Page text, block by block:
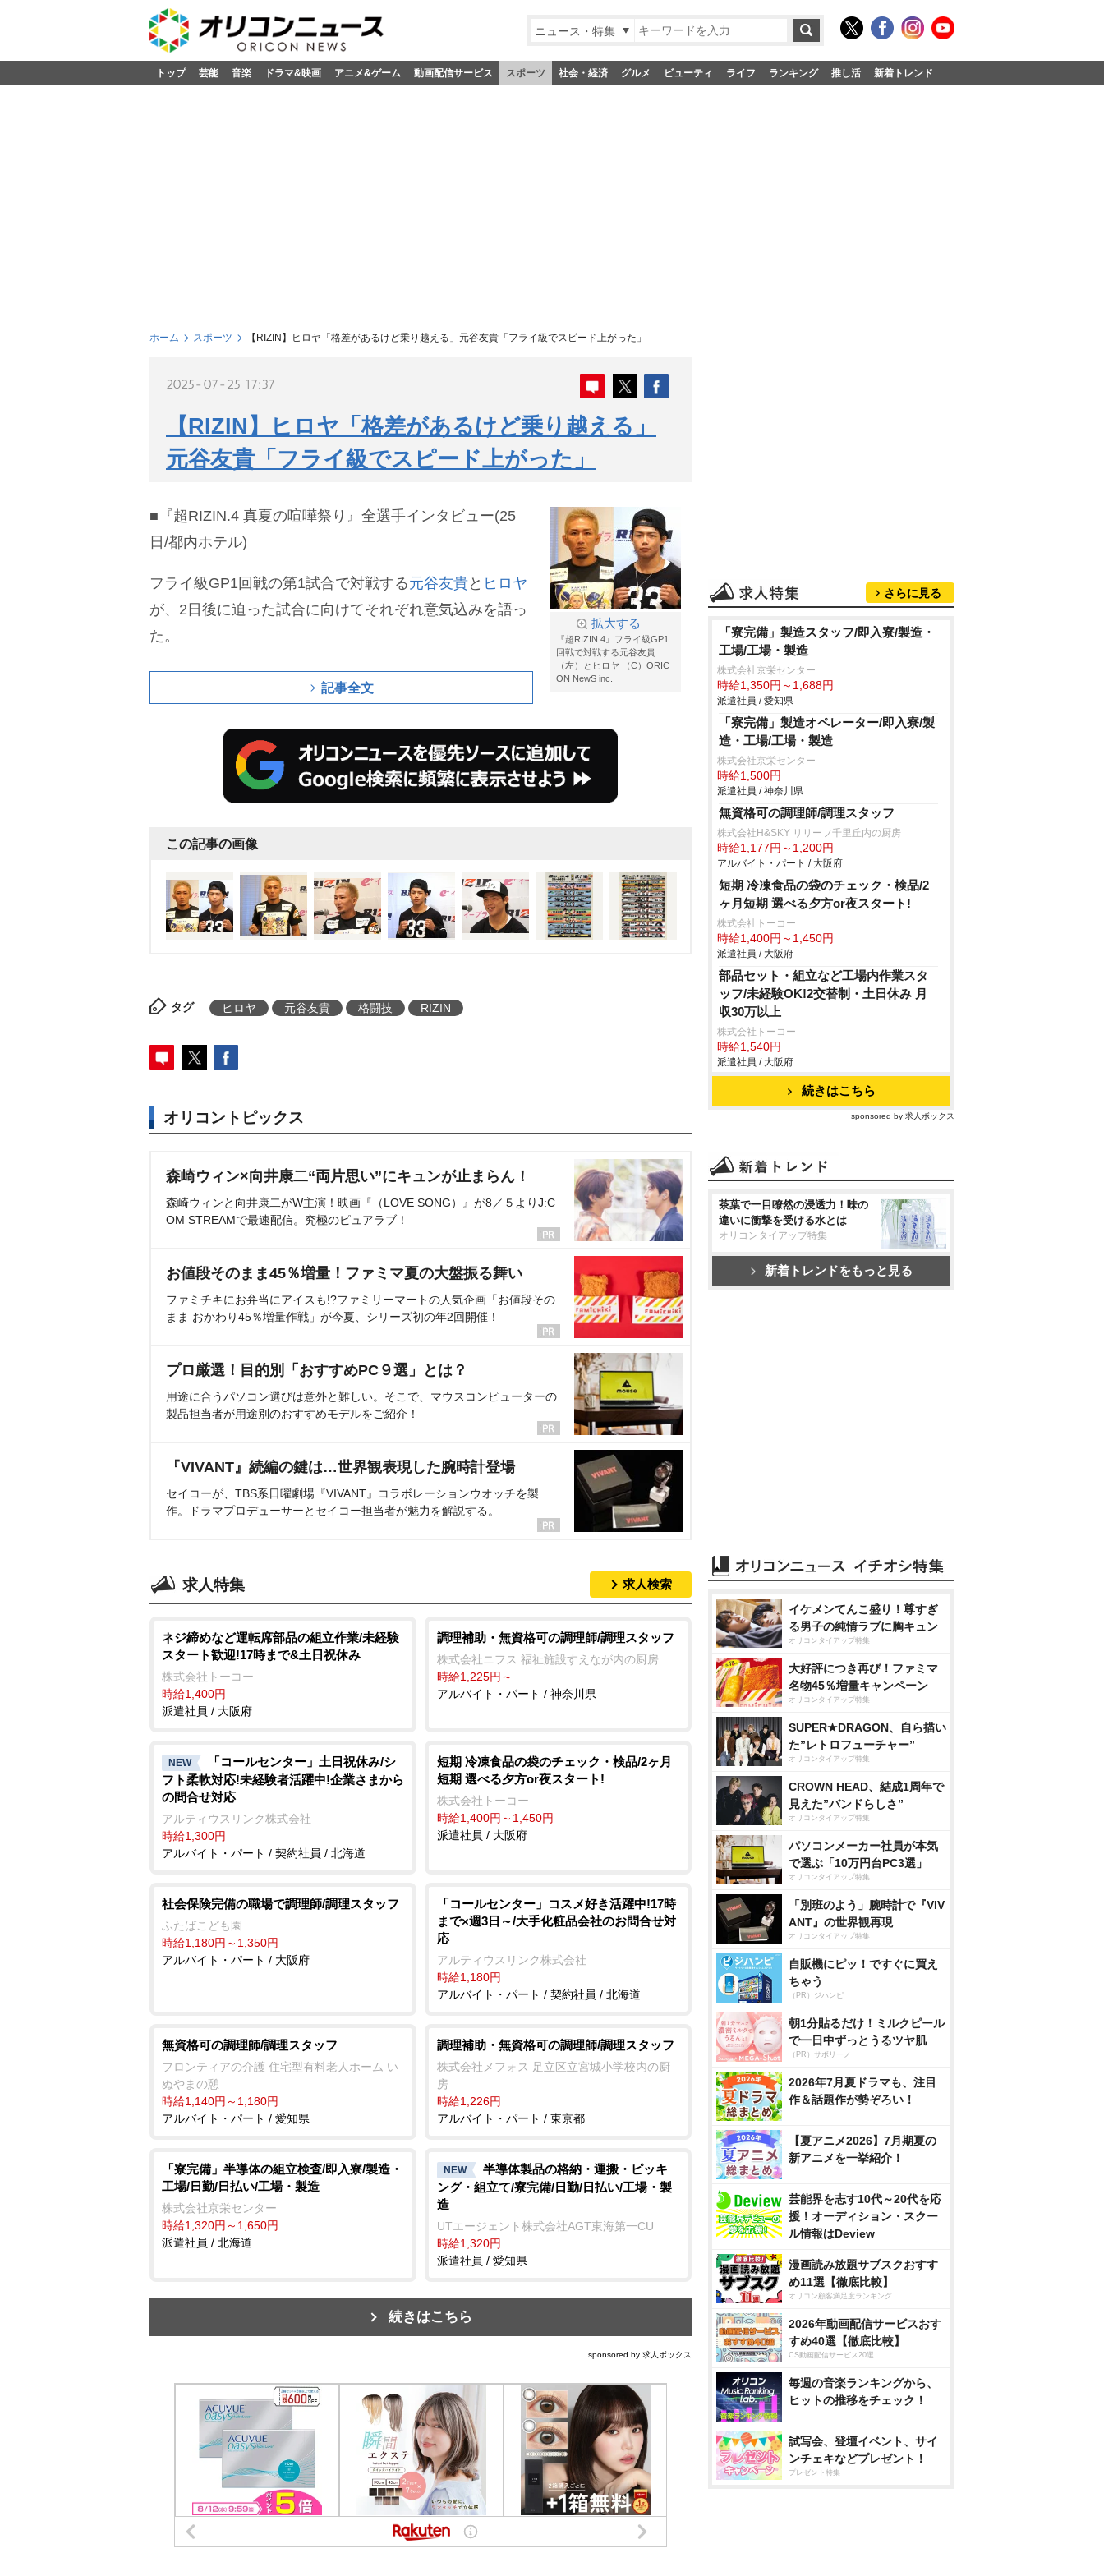
ニュース・特集
トップ 芸能 音楽 ドラマ&映画 アニメ&ゲーム 動画配信サービス スポーツ 社会・経済 グルメ ビューティ ライフ ランキング 推し活 新着トレンド
ホーム スポーツ 【RIZIN】ヒロヤ「格差があるけど乗り越える」元谷友貴「フライ級でスピード上がった」
2025-07-25 17:37
【RIZIN】ヒロヤ「格差があるけど乗り越える」
元谷友貴「フライ級でスピード上がった」
拡大する
『超RIZIN.4』フライ級GP1
回戦で対戦する元谷友貴
（左）とヒロヤ （C）ORIC
ON NewS inc.
■『超RIZIN.4 真夏の喧嘩祭り』全選手インタビュー(25
日/都内ホテル)
フライ級GP1回戦の第1試合で対戦する元谷友貴と ヒロヤ
が、2日後に迫った試合に向けてそれぞれ意気込みを語っ
た。
記事全文
この記事の画像
タグ ヒロヤ 元谷友貴 格闘技 RIZIN
オリコントピックス
森崎ウィン×向井康二“両片思い”にキュンが止まらん！
森崎ウィンと向井康二がW主演！映画『（LOVE SONG）』が8／５よりJ:C
OM STREAMで最速配信。究極のピュアラブ！
お値段そのまま45％増量！ファミマ夏の大盤振る舞い
ファミチキにお弁当にアイスも!?ファミリーマートの人気企画「お値段その
まま おかわり45％増量作戦」が今夏、シリーズ初の年2回開催！
プロ厳選！目的別「おすすめPC９選」とは？
用途に合うパソコン選びは意外と難しい。そこで、マウスコンピューターの
製品担当者が用途別のおすすめモデルをご紹介！
『VIVANT』続編の鍵は…世界観表現した腕時計登場
セイコーが、TBS系日曜劇場『VIVANT』コラボレーションウオッチを製
作。ドラマプロデューサーとセイコー担当者が魅力を解説する。
求人特集 求人検索
ネジ締めなど運転席部品の組立作業/未経験
スタート歓迎!17時まで&土日祝休み
株式会社トーコー
時給1,400円
派遣社員 / 大阪府
調理補助・無資格可の調理師/調理スタッフ
株式会社ニフス 福祉施設すえなが内の厨房
時給1,225円～
アルバイト・パート / 神奈川県
NEW
「コールセンター」土日祝休み/シ
フト柔軟対応!未経験者活躍中!企業さまから
の問合せ対応
アルティウスリンク株式会社
時給1,300円
アルバイト・パート / 契約社員 / 北海道
短期 冷凍食品の袋のチェック・検品/2ヶ月
短期 選べる夕方or夜スタート!
株式会社トーコー
時給1,400円～1,450円
派遣社員 / 大阪府
社会保険完備の職場で調理師/調理スタッフ
ふたばこども園
時給1,180円～1,350円
アルバイト・パート / 大阪府
「コールセンター」コスメ好き活躍中!17時
まで×週3日～/大手化粧品会社のお問合せ対
応
アルティウスリンク株式会社
時給1,180円
アルバイト・パート / 契約社員 / 北海道
無資格可の調理師/調理スタッフ
フロンティアの介護 住宅型有料老人ホーム い
ぬやまの憩
時給1,140円～1,180円
アルバイト・パート / 愛知県
調理補助・無資格可の調理師/調理スタッフ
株式会社メフォス 足立区立宮城小学校内の厨
房
時給1,226円
アルバイト・パート / 東京都
「寮完備」半導体の組立検査/即入寮/製造・
工場/日勤/日払い/工場・製造
株式会社京栄センター
時給1,320円～1,650円
派遣社員 / 北海道
NEW
半導体製品の格納・運搬・ピッキ
ング・組立て/寮完備/日勤/日払い/工場・製
造
UTエージェント株式会社AGT東海第一CU
時給1,320円
派遣社員 / 愛知県
続きはこちら
sponsored by 求人ボックス
さらに見る
「寮完備」製造スタッフ/即入寮/製造・
工場/工場・製造
株式会社京栄センター
時給1,350円～1,688円
派遣社員 / 愛知県
「寮完備」製造オペレーター/即入寮/製
造・工場/工場・製造
株式会社京栄センター
時給1,500円
派遣社員 / 神奈川県
無資格可の調理師/調理スタッフ
株式会社H&SKY リリーフ千里丘内の厨房
時給1,177円～1,200円
アルバイト・パート / 大阪府
短期 冷凍食品の袋のチェック・検品/2
ヶ月短期 選べる夕方or夜スタート!
株式会社トーコー
時給1,400円～1,450円
派遣社員 / 大阪府
部品セット・組立など工場内作業スタ
ッフ/未経験OK!2交替制・土日休み 月
収30万以上
株式会社トーコー
時給1,540円
派遣社員 / 大阪府
続きはこちら
sponsored by 求人ボックス
茶葉で一目瞭然の浸透力！味の
違いに衝撃を受ける水とは
オリコンタイアップ特集
新着トレンドをもっと見る
イケメンてんこ盛り！尊すぎ
る男子の純情ラブに胸キュン
オリコンタイアップ特集
大好評につき再び！ファミマ
名物45％増量キャンペーン
オリコンタイアップ特集
SUPER★DRAGON、自ら描い
た”レトロフューチャー”
オリコンタイアップ特集
CROWN HEAD、結成1周年で
見えた”バンドらしさ”
オリコンタイアップ特集
パソコンメーカー社員が本気
で選ぶ「10万円台PC3選」
オリコンタイアップ特集
「別班のよう」腕時計で『VIV
ANT』の世界観再現
オリコンタイアップ特集
自販機にピッ！ですぐに買え
ちゃう
（PR）ジハンピ
朝1分貼るだけ！ミルクピール
で一日中ずっとうるツヤ肌
（PR）サボリーノ
2026年7月夏ドラマも、注目
作＆話題作が勢ぞろい！
【夏アニメ2026】7月期夏の
新アニメを一挙紹介！
芸能界を志す10代～20代を応
援！オーディション・スクー
ル情報はDeview
漫画読み放題サブスクおすす
め11選【徹底比較】
オリコン顧客満足度ランキング
2026年動画配信サービスおす
すめ40選【徹底比較】
CS動画配信サービス20選
毎週の音楽ランキングから、
ヒットの推移をチェック！
試写会、登壇イベント、サイ
ンチェキなどプレゼント！
プレゼント特集